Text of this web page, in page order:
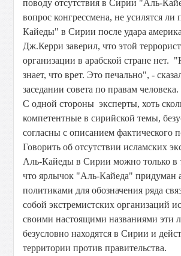
поводу отсутствия в Сирии "Аль-
вопрос конгрессмена, не усилятся
Кайеды" в Сирии после удара
Дж.Керри заверил, что этой
организации в арабской стране нет.
знает, что врет. Это печально", -
заседании совета по правам человека.
С одной стороны эксперты, хоть
компетентные в сирийской темы,
согласны с описанием фактического
Говорить об отсутствии исламских
Аль-Кайеды в Сирии можно только в
что ярлычок "Аль-Кайеда" придуман
политиками для обозначения ряда
собой экстремистских организаций
своими настоящими названиями эти
безусловно находятся в Сирии и
территории против правительства.